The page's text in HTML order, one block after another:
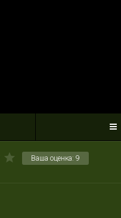
Ваша оценка: 9